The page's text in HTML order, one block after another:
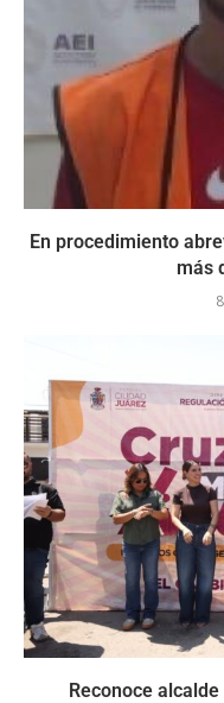
En procedimiento
más
Reconoce